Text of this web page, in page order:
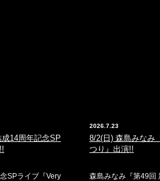
14周年記念SP
SPライブ『Very
2026.7.23
8/2(日) 森島みなみ
つり』出演!!
森島みなみ『第49回